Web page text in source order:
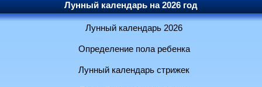
Лунный календарь на 2026 год
Лунный календарь 2026
Определение пола ребенка
Лунный календарь стрижек